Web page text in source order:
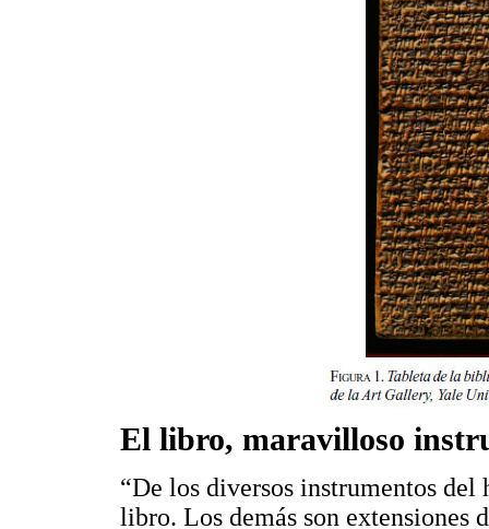
El libro, maravilloso
“De los diversos instrumentos del
libro. Los demás son extensiones